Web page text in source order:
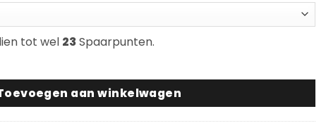
tot wel 23Spaarpunten.
aan winkelwagen